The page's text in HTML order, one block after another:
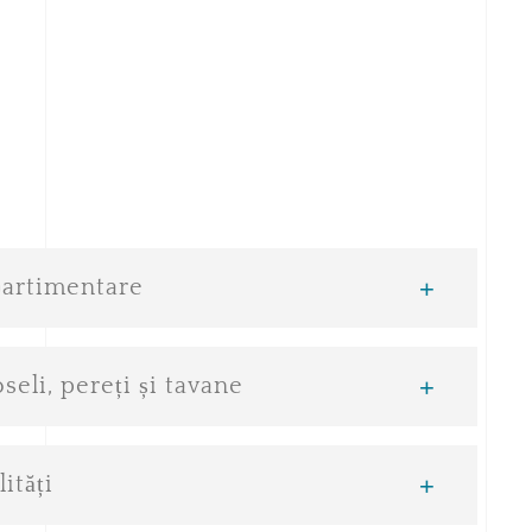
a cladirii este alcatuita dintr-un sistem dual
pereți și tavane
de 3 cm grosime